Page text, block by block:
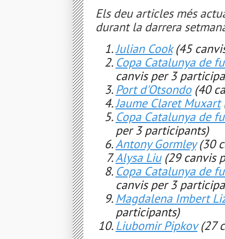
Els deu articles més
durant la darrera
Julian Cook (45
Copa Catalunya de
canvis per 3
Port d'Otsondo (40
Jaume Claret Muxart
Copa Catalunya de
per 3 participants)
Antony Gormley (30
Alysa Liu (29 canvis
Copa Catalunya de
canvis per 3
Magdalena Imbert
participants)
Liubomir Pipkov (27